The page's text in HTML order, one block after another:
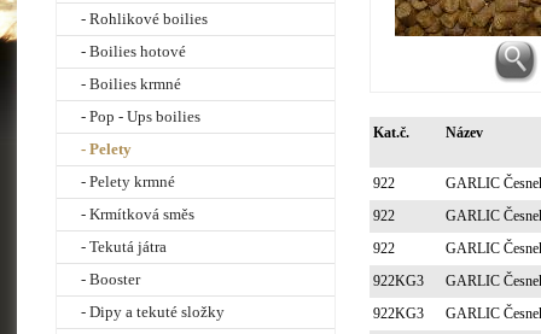
- Rohlikové boilies
- Boilies hotové
- Boilies krmné
- Pop - Ups boilies
- Pelety
- Pelety krmné
- Krmítková směs
- Tekutá játra
- Booster
- Dipy a tekuté složky
Kat.č. Název
922
GARLIC
922
GARLIC
922
GARLIC
922KG3
GARLIC
922KG3
GARLIC